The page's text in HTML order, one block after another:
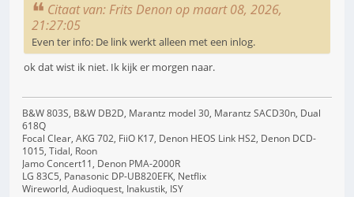
Citaat van: Frits Denon op maart 08, 2026,
21:27:05
Even ter info: De link werkt alleen met een inlog.
ok dat wist ik niet. Ik kijk er morgen naar.
B&W 803S, B&W DB2D, Marantz model 30, Marantz SACD30n, Dual
618Q
Focal Clear, AKG 702, FiiO K17, Denon HEOS Link HS2, Denon DCD-
1015, Tidal, Roon
Jamo Concert11, Denon PMA-2000R
LG 83C5, Panasonic DP-UB820EFK, Netflix
Wireworld, Audioquest, Inakustik, ISY